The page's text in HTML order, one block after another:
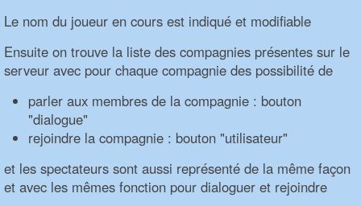
Le nom du joueur en cours est indiqué et modifiable
Ensuite on trouve la liste des compagnies présentes sur le
serveur avec pour chaque compagnie des possibilité de
parler aux membres de la compagnie : bouton
"dialogue"
rejoindre la compagnie : bouton "utilisateur"
et les spectateurs sont aussi représenté de la même façon
et avec les mêmes fonction pour dialoguer et rejoindre